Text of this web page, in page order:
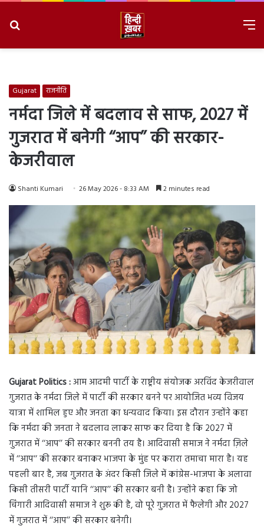
Gujarat राजनीति
नर्मदा जिले में बदलाव से साफ, 2027 में
गुजरात में बनेगी ‘‘आप’’ की सरकार-
केजरीवाल
Shanti Kumari 26 May 2026 - 8:33 AM 2 minutes read
Gujarat Politics :आम आदमी पार्टी के राष्ट्रीय संयोजक अरविंद केजरीवाल
गुजरात के नर्मदा जिले में पार्टी की सरकार बनने पर आयोजित भव्य विजय
यात्रा में शामिल हुए और जनता का धन्यवाद किया। इस दौरान उन्होंने कहा
कि नर्मदा की जनता ने बदलाव लाकर साफ कर दिया है कि 2027 में
गुजरात में ‘‘आप’’ की सरकार बननी तय है। आदिवासी समाज ने नर्मदा ज़िले
में ‘‘आप‘‘ की सरकार बनाकर भाजपा के मुंह पर करारा तमाचा मारा है। यह
पहली बार है, जब गुजरात के अंदर किसी जिले में कांग्रेस-भाजपा के अलावा
किसी तीसरी पार्टी यानि ‘‘आप’’ की सरकार बनी है। उन्होंने कहा कि जो
चिंगारी आदिवासी समाज ने शुरू की है, वो पूरे गुजरात में फैलेगी और 2027
में गुजरात में ‘‘आप’’ की सरकार बनेगी।